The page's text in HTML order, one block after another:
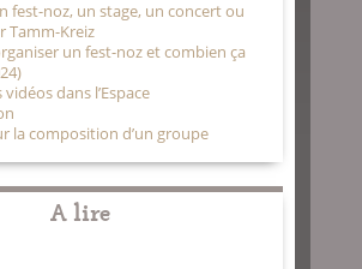
fest-noz, un stage, un concert ou
Tamm-Kreiz
un fest-noz et combien ça
dans l’Espace
la composition d’un groupe
A lire